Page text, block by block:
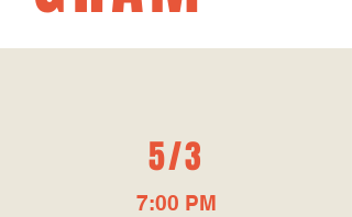
5/3
7:00 PM